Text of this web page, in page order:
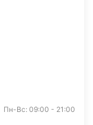
Пн-Вс: 09:00 - 21:00